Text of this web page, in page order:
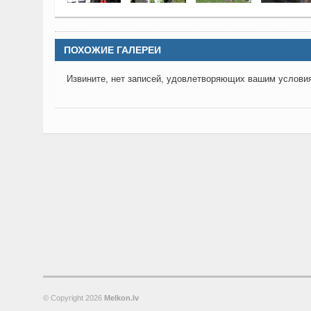
ПОХОЖИЕ ГАЛЕРЕИ
Извините, нет записей, удовлетворяющих вашим
© Copyright 2026 Melkon.lv